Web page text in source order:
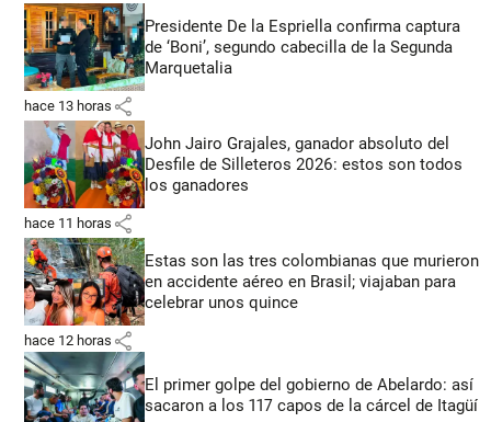
Presidente De la Espriella confirma captura
de ‘Boni’, segundo cabecilla de la Segunda
Marquetalia
hace 13 horas share
John Jairo Grajales, ganador absoluto del
Desfile de Silleteros 2026: estos son todos
los ganadores
hace 11 horas share
Estas son las tres colombianas que murieron
en accidente aéreo en Brasil; viajaban para
celebrar unos quince
hace 12 horas share
El primer golpe del gobierno de Abelardo: así
sacaron a los 117 capos de la cárcel de Itagüí